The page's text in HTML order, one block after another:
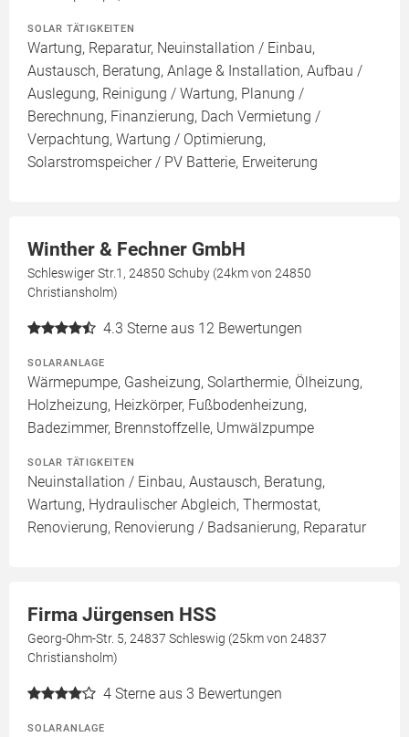
SOLAR TÄTIGKEITEN
Wartung, Reparatur, Neuinstallation / Einbau,
Austausch, Beratung, Anlage & Installation, Aufbau /
Auslegung, Reinigung / Wartung, Planung /
Berechnung, Finanzierung, Dach Vermietung /
Verpachtung, Wartung / Optimierung,
Solarstromspeicher / PV Batterie, Erweiterung
Winther & Fechner GmbH
Schleswiger Str.1, 24850 Schuby (24km von 24850
Christiansholm)
4.3 Sterne aus 12 Bewertungen
SOLARANLAGE
Wärmepumpe, Gasheizung, Solarthermie, Ölheizung,
Holzheizung, Heizkörper, Fußbodenheizung,
Badezimmer, Brennstoffzelle, Umwälzpumpe
SOLAR TÄTIGKEITEN
Neuinstallation / Einbau, Austausch, Beratung,
Wartung, Hydraulischer Abgleich, Thermostat,
Renovierung, Renovierung / Badsanierung, Reparatur
Firma Jürgensen HSS
Georg-Ohm-Str. 5, 24837 Schleswig (25km von 24837
Christiansholm)
4 Sterne aus 3 Bewertungen
SOLARANLAGE